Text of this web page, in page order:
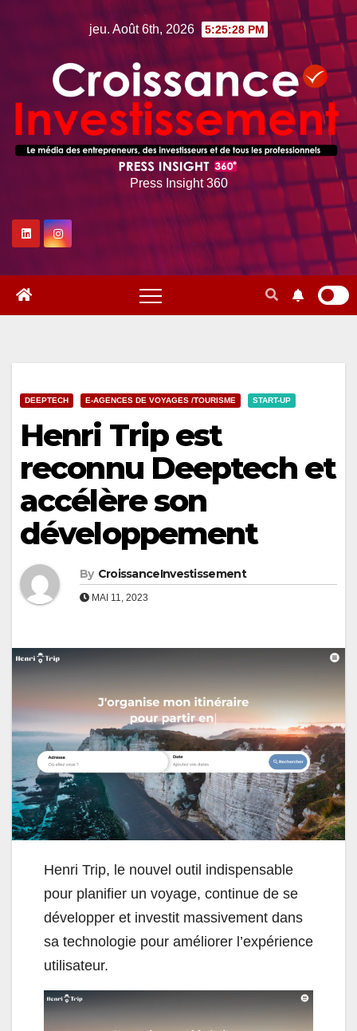
jeu. Août 6th, 2026 5:25:29 PM
Press Insight 360
DEEPTECH E-AGENCES DE VOYAGES /TOURISME START-UP
Henri Trip est
reconnu Deeptech et
accélère son
développement
By CroissanceInvestissement
MAI 11, 2023
Henri Trip, le nouvel outil indispensable
pour planifier un voyage, continue de se
développer et investit massivement dans
sa technologie pour améliorer l’expérience
utilisateur.